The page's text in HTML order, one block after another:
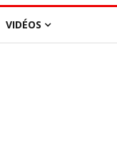
VIDÉOS